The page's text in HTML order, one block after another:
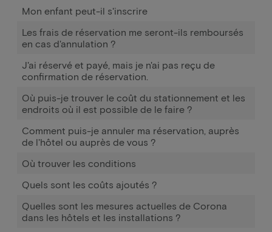
Mon enfant peut-il s'inscrire
Les frais de réservation me seront-ils remboursés
en cas d'annulation ?
J'ai réservé et payé, mais je n'ai pas reçu de
confirmation de réservation.
Où puis-je trouver le coût du stationnement et les
endroits où il est possible de le faire ?
Comment puis-je annuler ma réservation, auprès
de l'hôtel ou auprès de vous ?
Où trouver les conditions
Quels sont les coûts ajoutés ?
Quelles sont les mesures actuelles de Corona
dans les hôtels et les installations ?